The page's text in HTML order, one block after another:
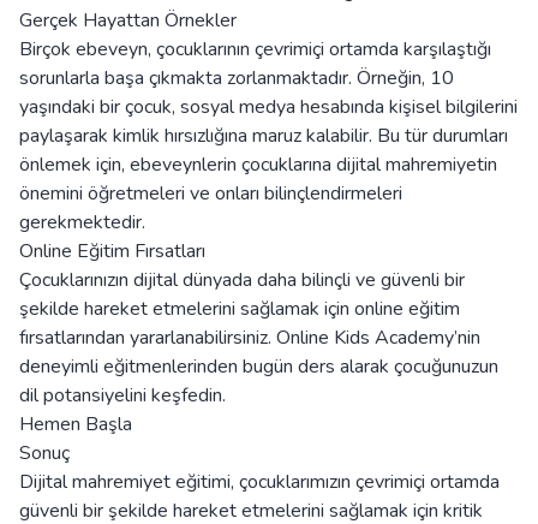
Gerçek Hayattan Örnekler
Birçok ebeveyn, çocuklarının çevrimiçi ortamda karşılaştığı
sorunlarla başa çıkmakta zorlanmaktadır. Örneğin, 10
yaşındaki bir çocuk, sosyal medya hesabında kişisel bilgilerini
paylaşarak kimlik hırsızlığına maruz kalabilir. Bu tür durumları
önlemek için, ebeveynlerin çocuklarına dijital mahremiyetin
önemini öğretmeleri ve onları bilinçlendirmeleri
gerekmektedir.
Online Eğitim Fırsatları
Çocuklarınızın dijital dünyada daha bilinçli ve güvenli bir
şekilde hareket etmelerini sağlamak için online eğitim
fırsatlarından yararlanabilirsiniz. Online Kids Academy’nin
deneyimli eğitmenlerinden bugün ders alarak çocuğunuzun
dil potansiyelini keşfedin.
Hemen Başla
Sonuç
Dijital mahremiyet eğitimi, çocuklarımızın çevrimiçi ortamda
güvenli bir şekilde hareket etmelerini sağlamak için kritik